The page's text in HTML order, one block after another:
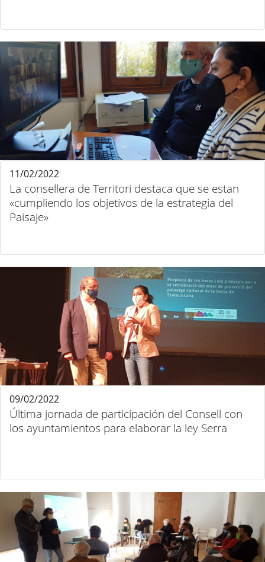
La consellera de Territori destaca que se estan
«cumpliendo los objetivos de la estrategia del
Paisaje»
11/02/2022
Última jornada de participación del Consell con
los ayuntamientos para elaborar la ley Serra
09/02/2022